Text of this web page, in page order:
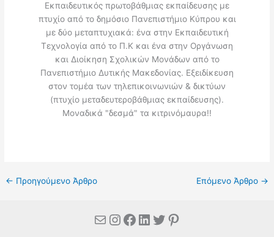
Εκπαιδευτικός πρωτοβάθμιας εκπαίδευσης με
πτυχίο από το δημόσιο Πανεπιστήμιο Κύπρου και
με δύο μεταπτυχιακά: ένα στην Εκπαιδευτική
Τεχνολογία από το Π.Κ και ένα στην Οργάνωση
και Διοίκηση Σχολικών Μονάδων από το
Πανεπιστήμιο Δυτικής Μακεδονίας. Εξειδίκευση
στον τομέα των τηλεπικοινωνιών & δικτύων
(πτυχίο μεταδευτεροβάθμιας εκπαίδευσης).
Μοναδικά "δεσμά" τα κιτρινόμαυρα!!
← Προηγούμενο Άρθρο Επόμενο Άρθρο →
MailInstagram
Facebook
Linkedin
Twitter
Pinterest